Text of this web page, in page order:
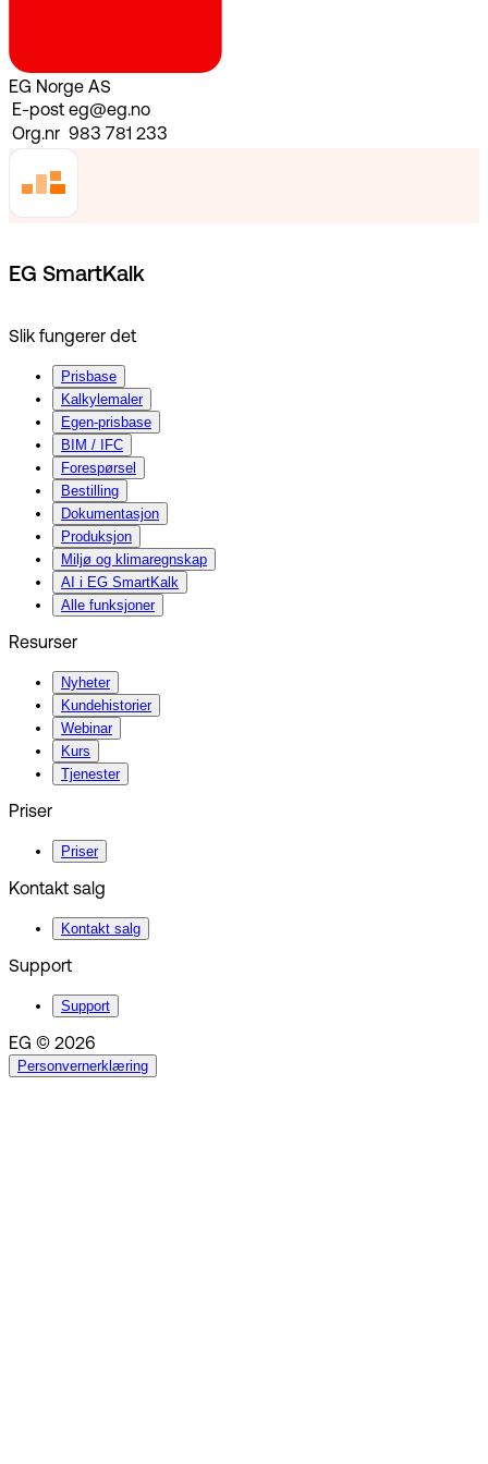
EG Norge AS
E-post eg@eg.no
Org.nr 983 781 233
EG SmartKalk
Slik fungerer det
Prisbase
Kalkylemaler
Egen-prisbase
BIM / IFC
Forespørsel
Bestilling
Dokumentasjon
Produksjon
Miljø og klimaregnskap
AI i EG SmartKalk
Alle funksjoner
Resurser
Nyheter
Kundehistorier
Webinar
Kurs
Tjenester
Priser
Priser
Kontakt salg
Kontakt salg
Support
Support
EG © 2026
Personvernerklæring